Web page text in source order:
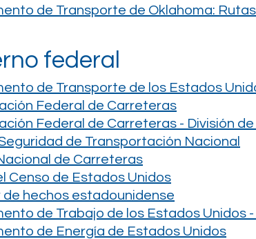
de Transporte de Oklahoma: Rutas
federal
de Transporte de los Estados
Federal de Carreteras
Federal de Carreteras - División
de Transportación Nacional
de Carreteras
Censo de Estados Unidos
de hechos estadounidense
de Trabajo de los Estados Unidos
de Energía de Estados Unidos